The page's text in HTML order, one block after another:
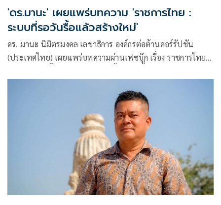
'ดร.มานะ' เผยแพร่บทความ 'ราชการไทย :
ระบบที่รอวันรื้อแล้วสร้างใหม่'
ดร. มานะ นิมิตรมงคล เลขาธิการ องค์กรต่อต้านคอร์รัปชัน
(ประเทศไทย) เผยแพร่บทความผ่านเฟซบุ๊ก เรื่อง ราชการไทย: